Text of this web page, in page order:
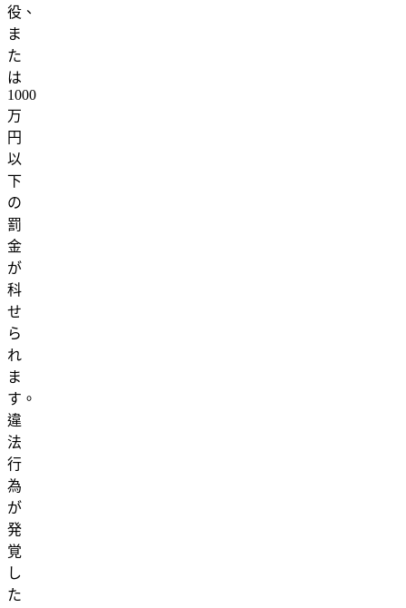
役、
ま
た
は
1000
万
円
以
下
の
罰
金
が
科
せ
ら
れ
ま
す。
違
法
行
為
が
発
覚
し
た